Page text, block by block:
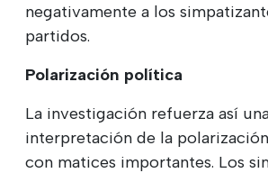
negativamente a los
partidos.
Polarización política
La investigación refuerza así
interpretación de la
con matices importantes. Los